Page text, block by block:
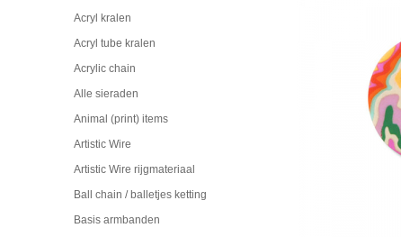
Acryl kralen
Acryl tube kralen
Acrylic chain
Alle sieraden
Animal (print) items
Artistic Wire
Artistic Wire rijgmateriaal
Ball chain / balletjes ketting
Basis armbanden